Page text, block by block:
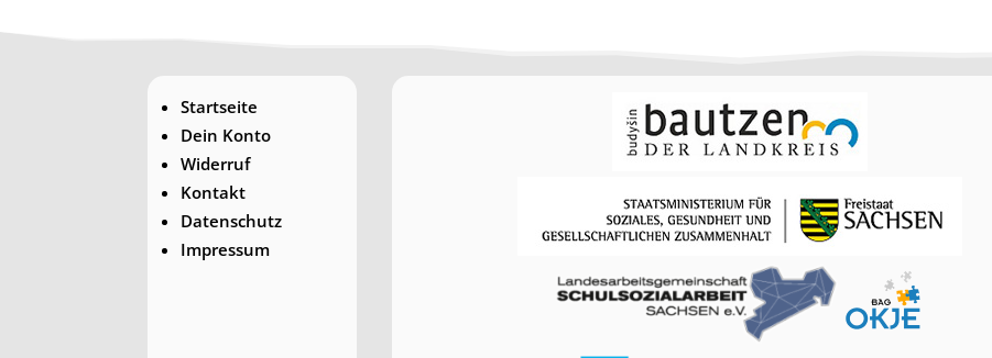
Startseite
Dein Konto
Widerruf
Kontakt
Datenschutz
Impressum